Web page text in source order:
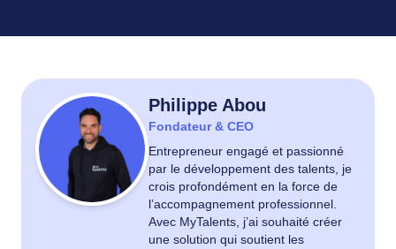
Philippe Abou
Fondateur & CEO
Entrepreneur engagé et passionné
par le développement des talents, je
crois profondément en la force de
l’accompagnement professionnel.
Avec MyTalents, j’ai souhaité créer
une solution qui soutient les